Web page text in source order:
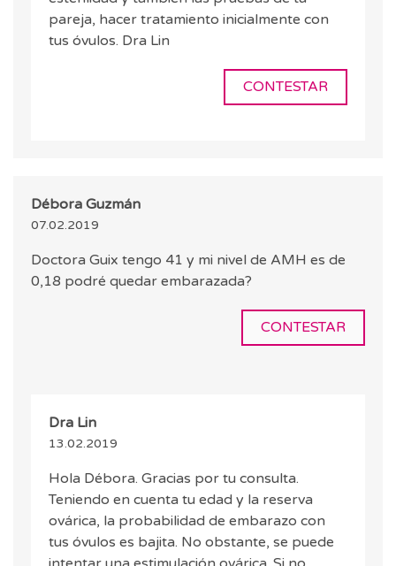
pareja, hacer tratamiento inicialmente con
tus óvulos. Dra Lin
CONTESTAR
Débora Guzmán
07.02.2019
Doctora Guix tengo 41 y mi nivel de AMH es de
0,18 podré quedar embarazada?
CONTESTAR
Dra Lin
13.02.2019
Hola Débora. Gracias por tu consulta.
Teniendo en cuenta tu edad y la reserva
ovárica, la probabilidad de embarazo con
tus óvulos es bajita. No obstante, se puede